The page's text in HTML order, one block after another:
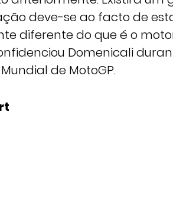
deve-se ao facto de
diferente do que é o
Domenicali
de MotoGP.